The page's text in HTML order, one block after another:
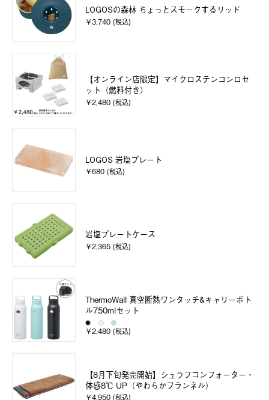
LOGOSの森林 ちょっとスモークするリッド
￥3,740 (税込)
【オンライン店限定】マイクロステンコンロセ
ット（燃料付き）
￥2,480 (税込)
LOGOS 岩塩プレート
￥680 (税込)
岩塩プレートケース
￥2,365 (税込)
ThermoWall 真空断熱ワンタッチ&キャリーボト
ル750mlセット
￥2,480 (税込)
【8月下旬発売開始】シュラフコンフォーター・
体感8℃ UP（やわらかフランネル）
￥4,950 (税込)